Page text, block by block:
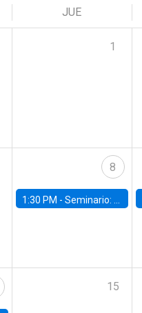
JUE
1
8
1:30 PM -Seminario: “Recuperando la humanidad para progresar en la era de la IA»
15